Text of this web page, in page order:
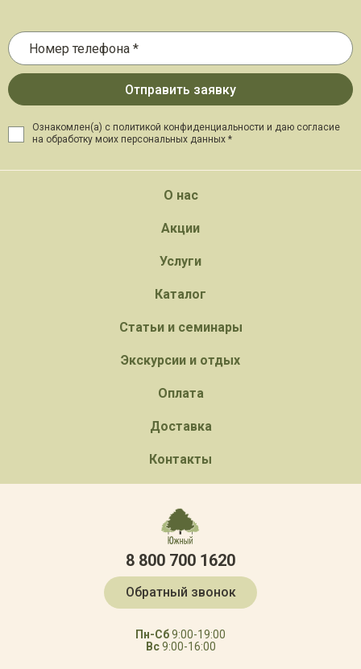
Ознакомлен(а) с политикой конфиденциальности и даю согласие
на обработку моих персональных данных *
О нас
Акции
Услуги
Каталог
Статьи и семинары
Экскурсии и отдых
Оплата
Доставка
Контакты
8 800 700 1620
Обратный звонок
Пн-Сб9:00-19:00
Вс9:00-16:00